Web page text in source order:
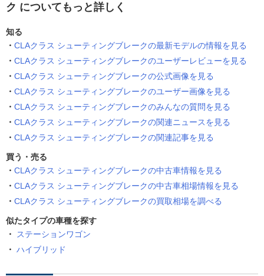
ク についてもっと詳しく
知る
CLAクラス シューティングブレークの最新モデルの情報を見る
CLAクラス シューティングブレークのユーザーレビューを見る
CLAクラス シューティングブレークの公式画像を見る
CLAクラス シューティングブレークのユーザー画像を見る
CLAクラス シューティングブレークのみんなの質問を見る
CLAクラス シューティングブレークの関連ニュースを見る
CLAクラス シューティングブレークの関連記事を見る
買う・売る
CLAクラス シューティングブレークの中古車情報を見る
CLAクラス シューティングブレークの中古車相場情報を見る
CLAクラス シューティングブレークの買取相場を調べる
似たタイプの車種を探す
ステーションワゴン
ハイブリッド